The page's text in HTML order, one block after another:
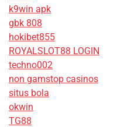
k9win apk
gbk 808
hokibet855
ROYALSLOT88 LOGIN
techno002
non gamstop casinos
situs bola
okwin
TG88